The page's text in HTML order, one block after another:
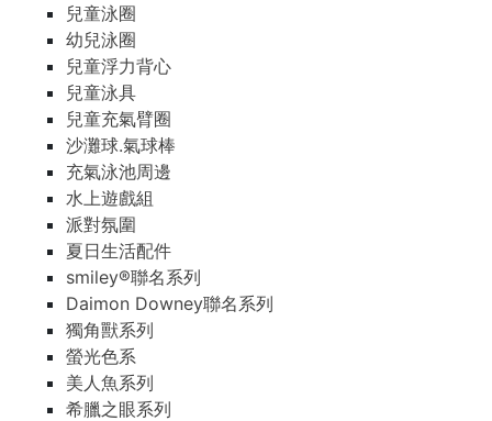
兒童泳圈
幼兒泳圈
兒童浮力背心
兒童泳具
兒童充氣臂圈
沙灘球.氣球棒
充氣泳池周邊
水上遊戲組
派對氛圍
夏日生活配件
smiley®聯名系列
Daimon Downey聯名系列
獨角獸系列
螢光色系
美人魚系列
希臘之眼系列